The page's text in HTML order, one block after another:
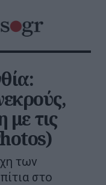
με τις
των
στο